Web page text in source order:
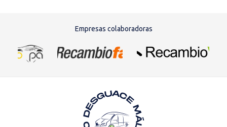
Empresas colaboradoras